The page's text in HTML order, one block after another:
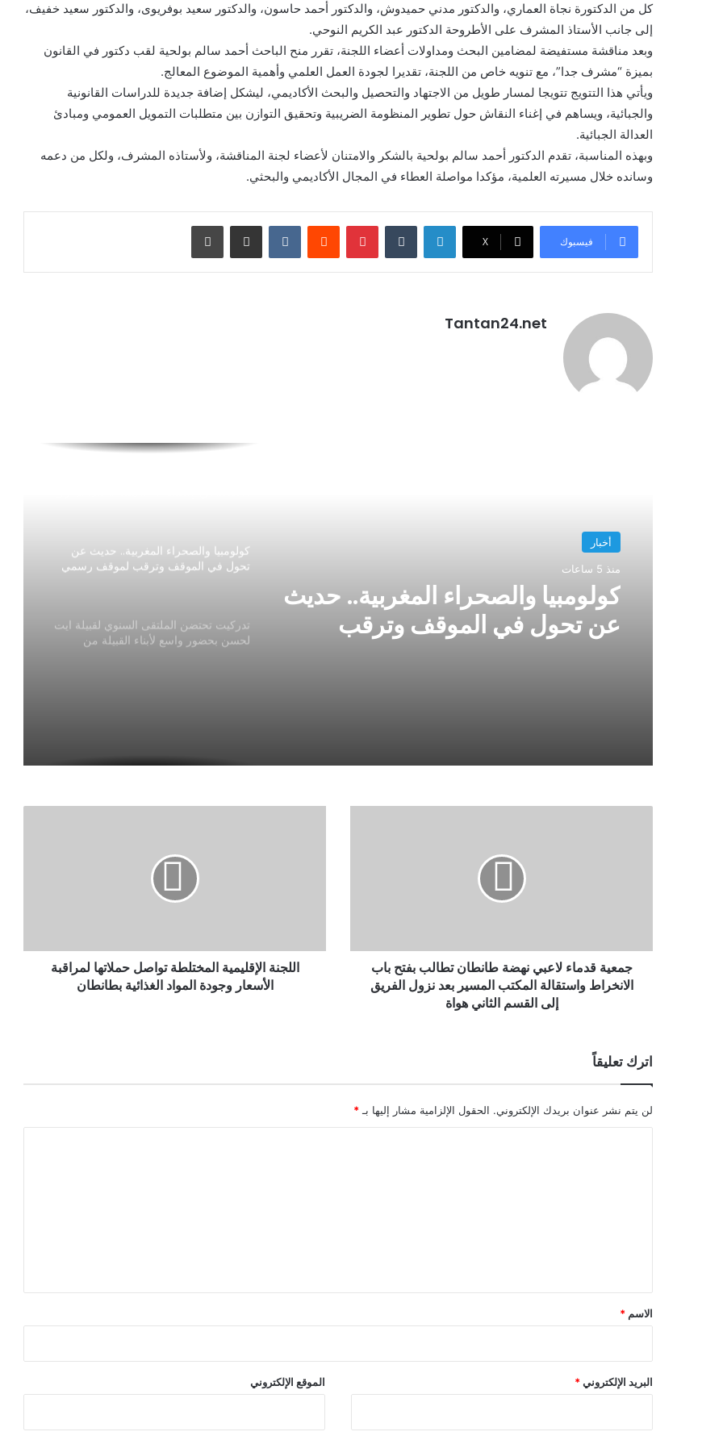
كل من الدكتورة نجاة العماري، والدكتور مدني حميدوش، والدكتور أحمد حاسون، والدكتور سعيد بوفريوى، والدكتور سعيد خفيف،
إلى جانب الأستاذ المشرف على الأطروحة الدكتور عبد الكريم النوحي.
وبعد مناقشة مستفيضة لمضامين البحث ومداولات أعضاء اللجنة، تقرر منح الباحث أحمد سالم بولحية لقب دكتور في القانون
بميزة “مشرف جدا”، مع تنويه خاص من اللجنة، تقديرا لجودة العمل العلمي وأهمية الموضوع المعالج.
ويأتي هذا التتويج تتويجا لمسار طويل من الاجتهاد والتحصيل والبحث الأكاديمي، ليشكل إضافة جديدة للدراسات القانونية
والجبائية، ويساهم في إغناء النقاش حول تطوير المنظومة الضريبية وتحقيق التوازن بين متطلبات التمويل العمومي ومبادئ
العدالة الجبائية.
وبهذه المناسبة، تقدم الدكتور أحمد سالم بولحية بالشكر والامتنان لأعضاء لجنة المناقشة، ولأستاذه المشرف، ولكل من دعمه
وسانده خلال مسيرته العلمية، مؤكدا مواصلة العطاء في المجال الأكاديمي والبحثي.
فيسبوك X
لينكدإن بينتيريست مشاركة عبر البريد طباعة
Tantan24.net
أخبار
منذ 5 ساعات
كولومبيا والصحراء المغربية.. حديث
عن تحول في الموقف وترقب
كولومبيا والصحراء المغربية.. حديث عن
تحول في الموقف وترقب لموقف رسمي
تدركيت تحتضن الملتقى السنوي لقبيلة ايت
لحسن بحضور واسع لأبناء القبيلة من
جمعية قدماء لاعبي نهضة طانطان تطالب بفتح باب
الانخراط واستقالة المكتب المسير بعد نزول الفريق
إلى القسم الثاني هواة
اللجنة الإقليمية المختلطة تواصل حملاتها لمراقبة
الأسعار وجودة المواد الغذائية بطانطان
اترك تعليقاً
لن يتم نشر عنوان بريدك الإلكتروني. الحقول الإلزامية مشار إليها بـ *
*
الاسم *
البريد الإلكتروني * الموقع الإلكتروني